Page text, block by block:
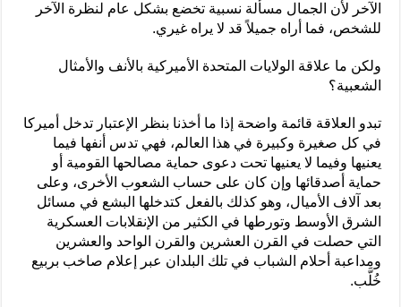
الآخر لأن الجمال مسألة نسبية تخضع بشكل عام لنظرة الآخر
للشخص، فما أراه جميلاً قد لا يراه غيري.
ولكن ما علاقة الولايات المتحدة الأميركية بالأنف والأمثال
الشعبية؟
تبدو العلاقة قائمة واضحة إذا ما أخذنا بنظر الإعتبار تدخل أميركا
في كل صغيرة وكبيرة في هذا العالم، فهي تدس أنفها فيما
يعنيها وفيما لا يعنيها تحت دعوى حماية مصالحها القومية أو
حماية أصدقائها وإن كان على حساب الشعوب الأخرى، وعلى
بعد آلاف الأميال، وهو كذلك بالفعل كتدخلها البشع في مسائل
الشرق الأوسط وتورطها في الكثير من الإنقلابات العسكرية
التي حصلت في القرن العشرين والقرن الواحد والعشرين
ومداعبة أحلام الشباب في تلك البلدان عبر إعلام صاخب بربيع
خُلَّب.